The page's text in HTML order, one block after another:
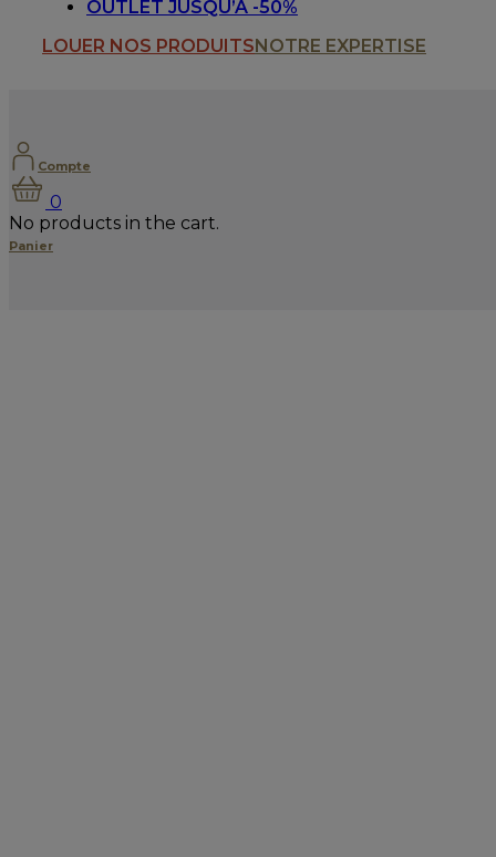
OUTLET JUSQU’A -50%
LOUER NOS PRODUITS NOTRE EXPERTISE
Compte
0
No products in the cart.
Panier